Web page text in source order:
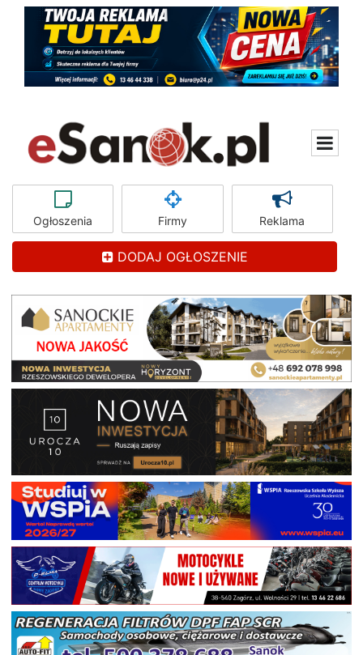
Ogłoszenia Firmy Reklama
DODAJ OGŁOSZENIE